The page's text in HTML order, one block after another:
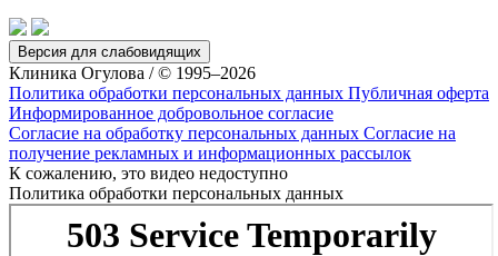
Версия для слабовидящих
Клиника Огулова / © 1995–2026
Политика обработки персональных данных Публичная оферта
Информированное добровольное согласие
Согласие на обработку персональных данных Согласие на
получение рекламных и информационных рассылок
К сожалению, это видео недоступно
Политика обработки персональных данных